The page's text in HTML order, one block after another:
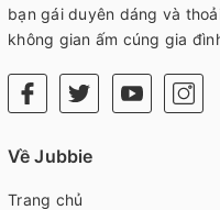
bạn gái duyên dáng và
không gian ấm cúng gia
Về Jubbie
Trang chủ